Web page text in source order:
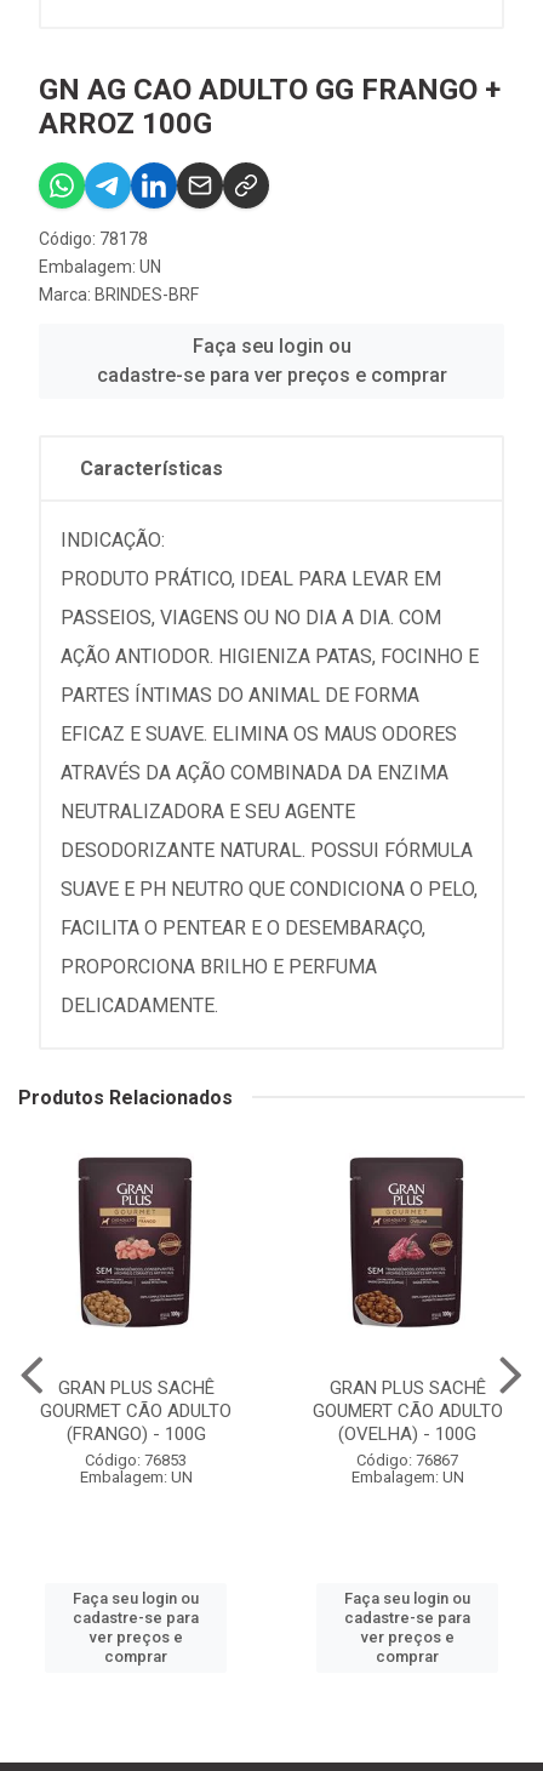
GN AG CAO ADULTO GG FRANGO +
ARROZ 100G
Código: 78178
Embalagem: UN
Marca: BRINDES-BRF
Faça seu login ou
cadastre-se para ver preços e comprar
Características
INDICAÇÃO:
PRODUTO PRÁTICO, IDEAL PARA LEVAR EM
PASSEIOS, VIAGENS OU NO DIA A DIA. COM
AÇÃO ANTIODOR. HIGIENIZA PATAS, FOCINHO E
PARTES ÍNTIMAS DO ANIMAL DE FORMA
EFICAZ E SUAVE. ELIMINA OS MAUS ODORES
ATRAVÉS DA AÇÃO COMBINADA DA ENZIMA
NEUTRALIZADORA E SEU AGENTE
DESODORIZANTE NATURAL. POSSUI FÓRMULA
SUAVE E PH NEUTRO QUE CONDICIONA O PELO,
FACILITA O PENTEAR E O DESEMBARAÇO,
PROPORCIONA BRILHO E PERFUMA
DELICADAMENTE.
Produtos Relacionados
GRAN PLUS SACHÊ
GOURMET CÃO ADULTO
(FRANGO) - 100G
Código: 76853
Embalagem: UN
Faça seu login ou
cadastre-se para
ver preços e
comprar
GRAN PLUS SACHÊ
GOUMERT CÃO ADULTO
(OVELHA) - 100G
Código: 76867
Embalagem: UN
Faça seu login ou
cadastre-se para
ver preços e
comprar